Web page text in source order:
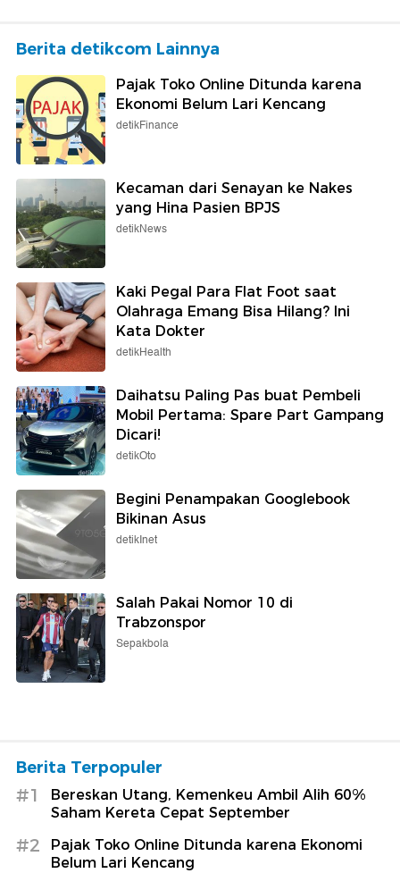
Berita detikcom Lainnya
Pajak Toko Online Ditunda karena
Ekonomi Belum Lari Kencang
detikFinance
Kecaman dari Senayan ke Nakes
yang Hina Pasien BPJS
detikNews
Kaki Pegal Para Flat Foot saat
Olahraga Emang Bisa Hilang? Ini
Kata Dokter
detikHealth
Daihatsu Paling Pas buat Pembeli
Mobil Pertama: Spare Part Gampang
Dicari!
detikOto
Begini Penampakan Googlebook
Bikinan Asus
detikInet
Salah Pakai Nomor 10 di
Trabzonspor
Sepakbola
Berita Terpopuler
#1
Bereskan Utang, Kemenkeu Ambil Alih 60%
Saham Kereta Cepat September
#2
Pajak Toko Online Ditunda karena Ekonomi
Belum Lari Kencang